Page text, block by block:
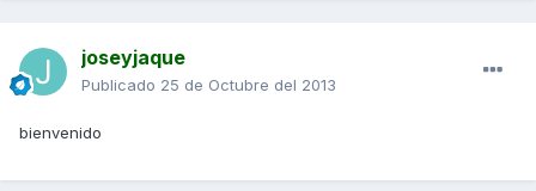
joseyjaque
Publicado 25 de Octubre del 2013
bienvenido